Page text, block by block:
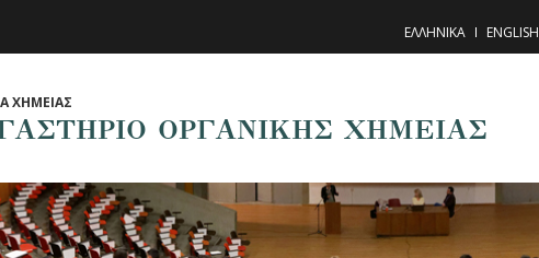
ΕΛΛΗΝΙΚΑ ENGLISH
ΧΗΜΕΙΑΣ
ΟΡΓΑΝΙΚΗΣ ΧΗΜΕΙΑΣ